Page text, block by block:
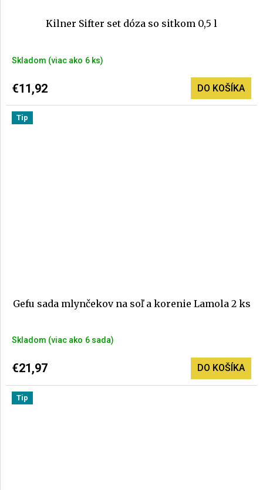
Kilner Sifter set dóza so sitkom 0,5 l
Skladom (>6 ks)
€11,92 DO KOŠÍKA
Tip
Gefu sada mlynčekov na soľ a korenie Lamola 2 ks
Skladom (>6 sada)
€21,97 DO KOŠÍKA
Tip